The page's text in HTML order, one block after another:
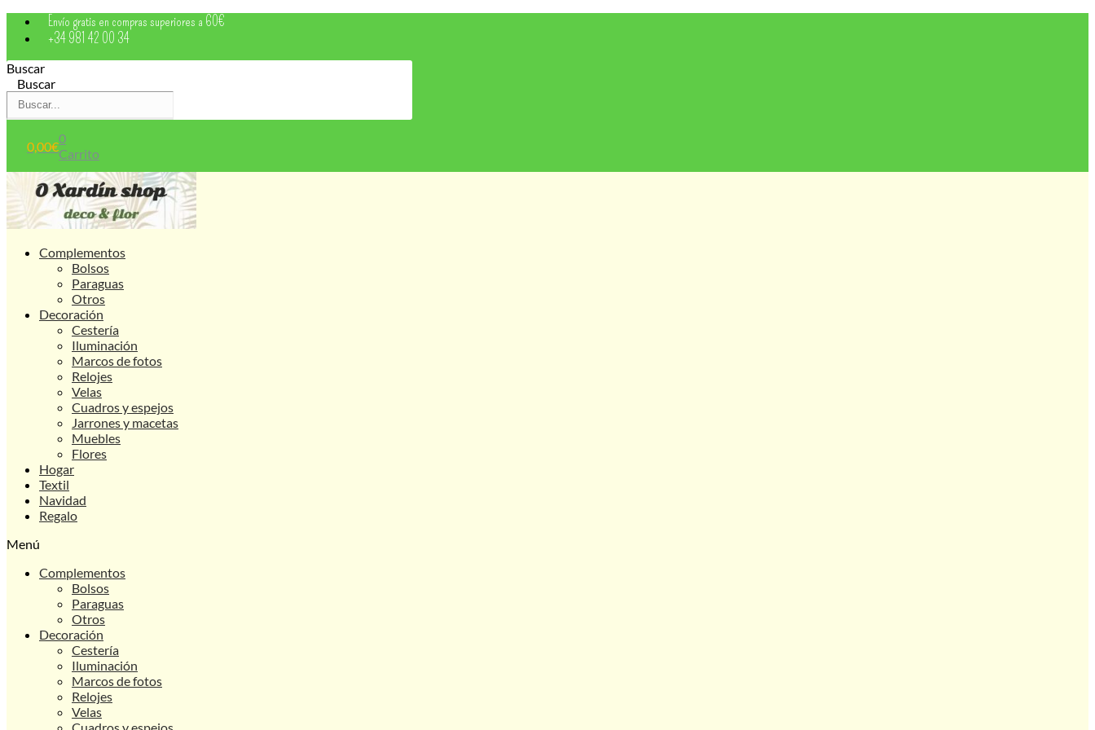
Saltar
Envío gratis en compras superiores a 60€
+34 981 42 00 34
Buscar
Buscar
0,00€0
Carrito
Complementos
Bolsos
Paraguas
Otros
Decoración
Cestería
Iluminación
Marcos de fotos
Relojes
Velas
Cuadros y espejos
Jarrones y macetas
Muebles
Flores
Hogar
Textil
Navidad
Regalo
Menú
Complementos
Bolsos
Paraguas
Otros
Decoración
Cestería
Iluminación
Marcos de fotos
Relojes
Velas